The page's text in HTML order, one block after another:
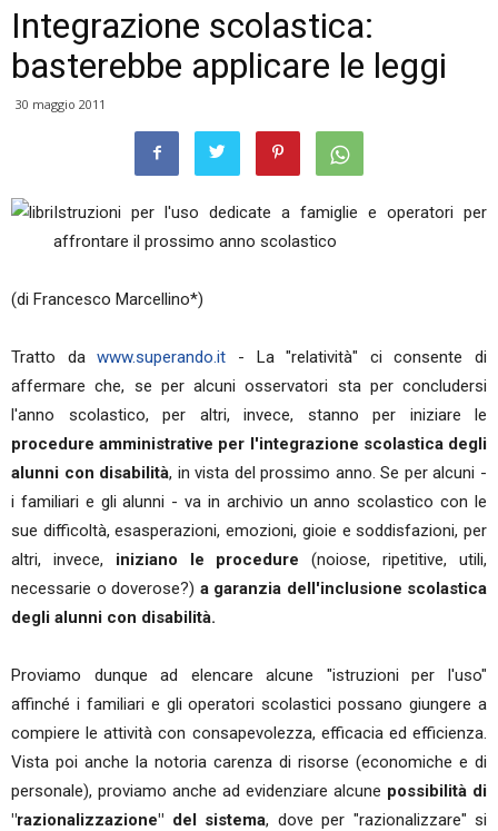
Integrazione scolastica:
basterebbe applicare le leggi
30 maggio 2011
Istruzioni per l'uso dedicate a famiglie e operatori per
affrontare il prossimo anno scolastico
(di Francesco Marcellino*)
Tratto dawww.superando.it - La "relatività" ci consente di
affermare che, se per alcuni osservatori sta per concludersi
l'anno scolastico, per altri, invece, stanno per iniziare le
procedure amministrative per l'integrazione scolastica degli
alunni con disabilità, in vista del prossimo anno. Se per alcuni -
i familiari e gli alunni - va in archivio un anno scolastico con le
sue difficoltà, esasperazioni, emozioni, gioie e soddisfazioni, per
altri, invece, iniziano le procedure (noiose, ripetitive, utili,
necessarie o doverose?) a garanzia dell'inclusione scolastica
degli alunni con disabilità.
Proviamo dunque ad elencare alcune "istruzioni per l'uso"
affinché i familiari e gli operatori scolastici possano giungere a
compiere le attività con consapevolezza, efficacia ed efficienza.
Vista poi anche la notoria carenza di risorse (economiche e di
personale), proviamo anche ad evidenziare alcune possibilità di
"razionalizzazione" del sistema, dove per "razionalizzare" si